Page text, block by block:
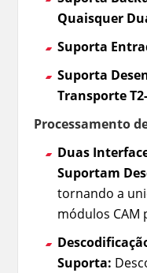
Quaisquer
Suporta
Suporta
Transporte
Processamento
Duas
Suportam
tornando a
módulos CAM
Suporta: